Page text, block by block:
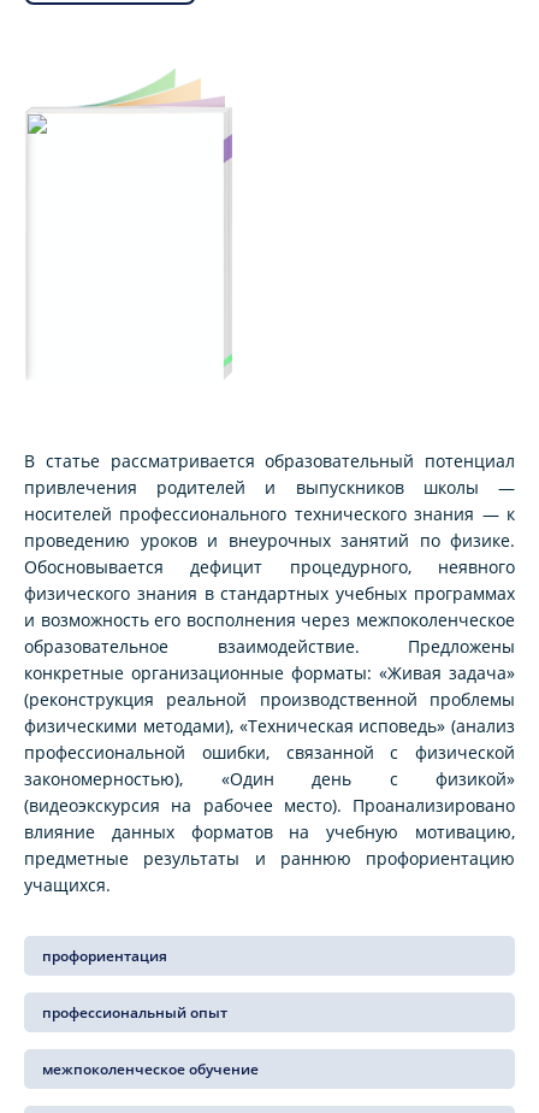
В статье рассматривается образовательный потенциал
привлечения родителей и выпускников школы —
носителей профессионального технического знания — к
проведению уроков и внеурочных занятий по физике.
Обосновывается дефицит процедурного, неявного
физического знания в стандартных учебных программах
и возможность его восполнения через межпоколенческое
образовательное взаимодействие. Предложены
конкретные организационные форматы: «Живая задача»
(реконструкция реальной производственной проблемы
физическими методами), «Техническая исповедь» (анализ
профессиональной ошибки, связанной с физической
закономерностью), «Один день с физикой»
(видеоэкскурсия на рабочее место). Проанализировано
влияние данных форматов на учебную мотивацию,
предметные результаты и раннюю профориентацию
учащихся.
профориентация
профессиональный опыт
межпоколенческое обучение